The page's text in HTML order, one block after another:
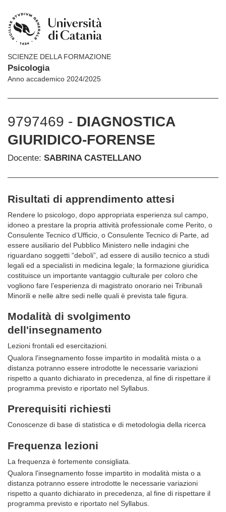
SCIENZE DELLA FORMAZIONE
Psicologia
Anno accademico 2024/2025
9797469 - DIAGNOSTICA
GIURIDICO-FORENSE
Docente: SABRINA CASTELLANO
Risultati di apprendimento attesi
Rendere lo psicologo, dopo appropriata esperienza sul campo,
idoneo a prestare la propria attività professionale come Perito, o
Consulente Tecnico d’Ufficio, o Consulente Tecnico di Parte, ad
essere ausiliario del Pubblico Ministero nelle indagini che
riguardano soggetti “deboli”, ad essere di ausilio tecnico a studi
legali ed a specialisti in medicina legale; la formazione giuridica
costituisce un importante vantaggio culturale per coloro che
vogliono fare l’esperienza di magistrato onorario nei Tribunali
Minorili e nelle altre sedi nelle quali è prevista tale figura.
Modalità di svolgimento
dell'insegnamento
Lezioni frontali ed esercitazioni.
Qualora l'insegnamento fosse impartito in modalità mista o a
distanza potranno essere introdotte le necessarie variazioni
rispetto a quanto dichiarato in precedenza, al fine di rispettare il
programma previsto e riportato nel Syllabus.
Prerequisiti richiesti
Conoscenze di base di statistica e di metodologia della ricerca
Frequenza lezioni
La frequenza è fortemente consigliata.
Qualora l'insegnamento fosse impartito in modalità mista o a
distanza potranno essere introdotte le necessarie variazioni
rispetto a quanto dichiarato in precedenza, al fine di rispettare il
programma previsto e riportato nel Syllabus.